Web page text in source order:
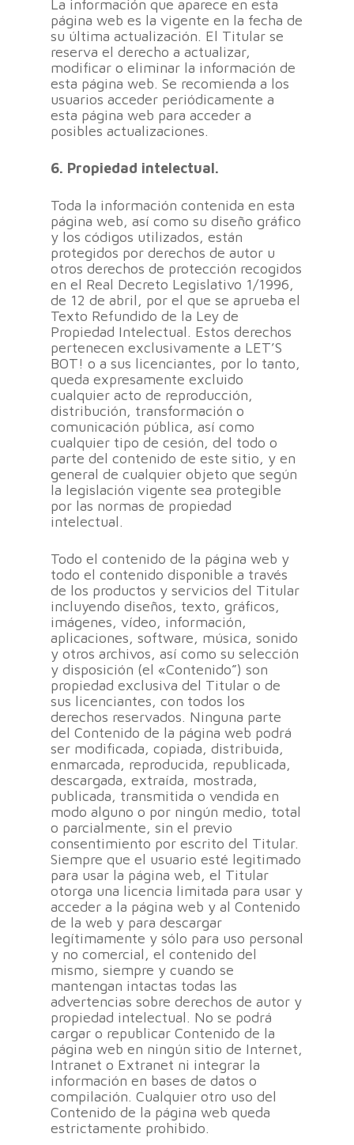
La información que aparece en esta
página web es la vigente en la fecha de
su última actualización. El Titular se
reserva el derecho a actualizar,
modificar o eliminar la información de
esta página web. Se recomienda a los
usuarios acceder periódicamente a
esta página web para acceder a
posibles actualizaciones.
6. Propiedad intelectual.
Toda la información contenida en esta
página web, así como su diseño gráfico
y los códigos utilizados, están
protegidos por derechos de autor u
otros derechos de protección recogidos
en el Real Decreto Legislativo 1/1996,
de 12 de abril, por el que se aprueba el
Texto Refundido de la Ley de
Propiedad Intelectual. Estos derechos
pertenecen exclusivamente a LET’S
BOT! o a sus licenciantes, por lo tanto,
queda expresamente excluido
cualquier acto de reproducción,
distribución, transformación o
comunicación pública, así como
cualquier tipo de cesión, del todo o
parte del contenido de este sitio, y en
general de cualquier objeto que según
la legislación vigente sea protegible
por las normas de propiedad
intelectual.
Todo el contenido de la página web y
todo el contenido disponible a través
de los productos y servicios del Titular
incluyendo diseños, texto, gráficos,
imágenes, vídeo, información,
aplicaciones, software, música, sonido
y otros archivos, así como su selección
y disposición (el «Contenido”) son
propiedad exclusiva del Titular o de
sus licenciantes, con todos los
derechos reservados. Ninguna parte
del Contenido de la página web podrá
ser modificada, copiada, distribuida,
enmarcada, reproducida, republicada,
descargada, extraída, mostrada,
publicada, transmitida o vendida en
modo alguno o por ningún medio, total
o parcialmente, sin el previo
consentimiento por escrito del Titular.
Siempre que el usuario esté legitimado
para usar la página web, el Titular
otorga una licencia limitada para usar y
acceder a la página web y al Contenido
de la web y para descargar
legítimamente y sólo para uso personal
y no comercial, el contenido del
mismo, siempre y cuando se
mantengan intactas todas las
advertencias sobre derechos de autor y
propiedad intelectual. No se podrá
cargar o republicar Contenido de la
página web en ningún sitio de Internet,
Intranet o Extranet ni integrar la
información en bases de datos o
compilación. Cualquier otro uso del
Contenido de la página web queda
estrictamente prohibido.